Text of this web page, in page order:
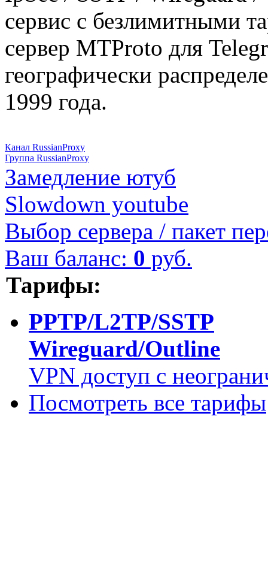
сервис с безлимитными
сервер MTProto для
географически
1999 года.
Канал RussianProxy
Группа RussianProxy
Замедление ютуб
Slowdown youtube
Выбор сервера / пакет
Ваш баланс: 0 руб.
Тарифы:
PPTP/L2TP/SSTP
Wireguard/Outline
VPN доступ с
Посмотреть все тарифы